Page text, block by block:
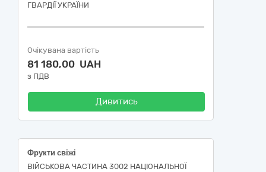
ГВАРДІЇ УКРАЇНИ
Очікувана вартість
81 180,00 UAH
з ПДВ
Дивитись
Фрукти свіжі
ВІЙСЬКОВА ЧАСТИНА 3002 НАЦІОНАЛЬНОЇ